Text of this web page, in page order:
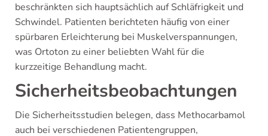
beschränkten sich hauptsächlich auf Schläfrigkeit und
Schwindel. Patienten berichteten häufig von einer
spürbaren Erleichterung bei Muskelverspannungen,
was Ortoton zu einer beliebten Wahl für die
kurzzeitige Behandlung macht.
Sicherheitsbeobachtungen
Die Sicherheitsstudien belegen, dass Methocarbamol
auch bei verschiedenen Patientengruppen,